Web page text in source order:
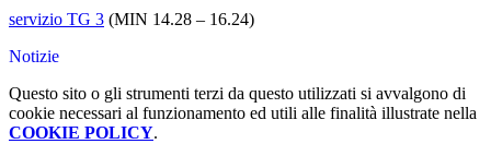
servizio TG 3 (MIN 14.28 – 16.24)
Notizie
Questo sito o gli strumenti terzi da questo utilizzati si avvalgono di
cookie necessari al funzionamento ed utili alle finalità illustrate nella
COOKIE POLICY.